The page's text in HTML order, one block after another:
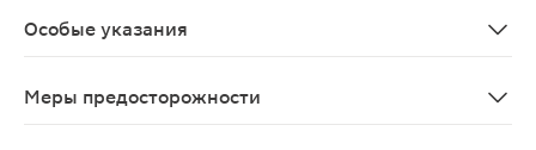
Особые указания
Меры предосторожности